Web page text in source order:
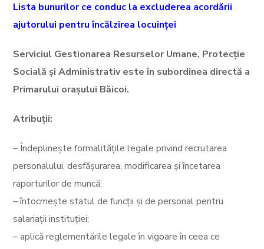
Lista bunurilor ce conduc la excluderea acordării
ajutorului pentru încălzirea locuinței
Serviciul Gestionarea Resurselor Umane, Protecție
Socială și Administrativ este în subordinea directă a
Primarului orașului Băicoi.
Atribuții:
– Îndeplinește formalitățile legale privind recrutarea
personalului, desfășurarea, modificarea și încetarea
raporturilor de muncă;
– întocmește statul de funcții și de personal pentru
salariații instituției;
– aplică reglementările legale în vigoare în ceea ce